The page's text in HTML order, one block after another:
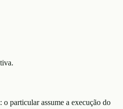
particular assume a execução do